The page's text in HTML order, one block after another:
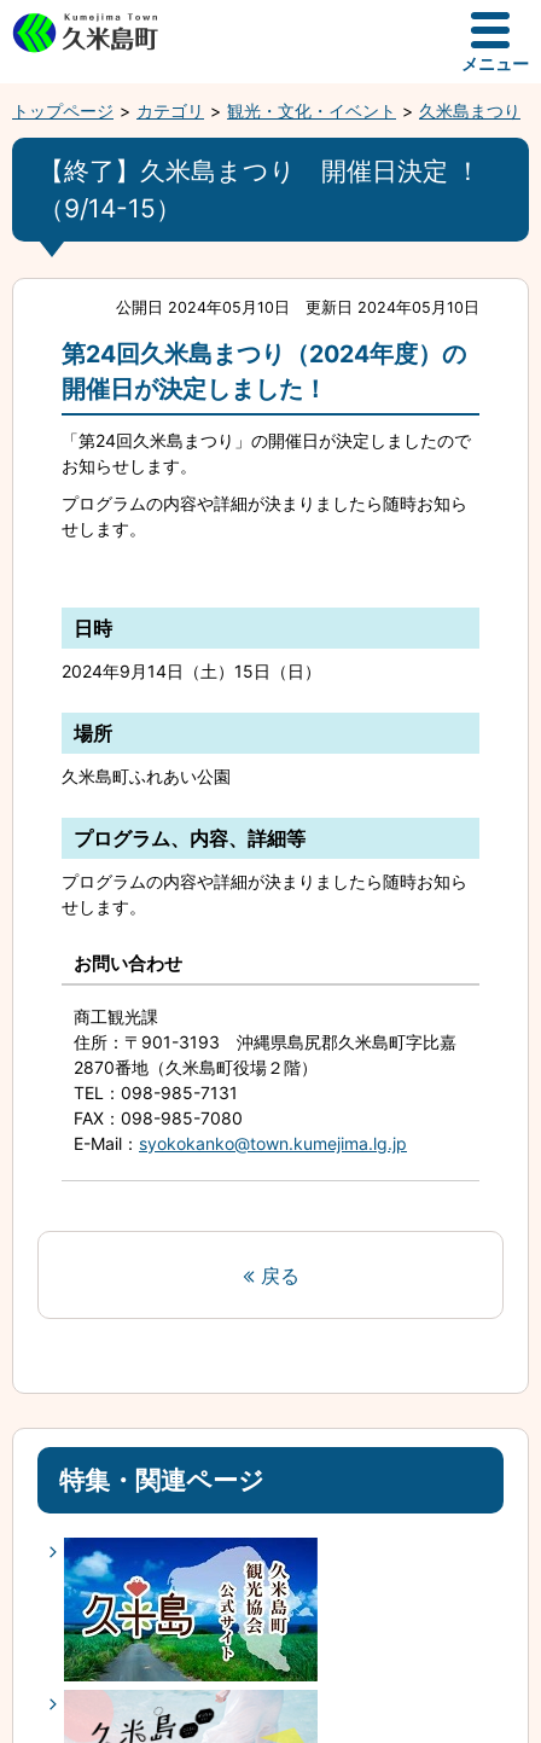
メニュー
トップページ カテゴリ 観光・文化・イベント 久米島まつり
【終了】久米島まつり 開催日決定 ！
（9/14-15）
公開日 2024年05月10日 更新日 2024年05月10日
第24回久米島まつり（2024年度）の
開催日が決定しました！
「第24回久米島まつり」の開催日が決定しましたので
お知らせします。
プログラムの内容や詳細が決まりましたら随時お知ら
せします。
日時
2024年9月14日（土）15日（日）
場所
久米島町ふれあい公園
プログラム、内容、詳細等
プログラムの内容や詳細が決まりましたら随時お知ら
せします。
お問い合わせ
商工観光課
住所 ：〒901-3193 沖縄県島尻郡久米島町字比嘉
2870番地（久米島町役場２階）
TEL
：098-985-7131
FAX ：098-985-7080
E-Mail ： syokokanko@town.kumejima.lg.jp
戻る
特集・関連ページ